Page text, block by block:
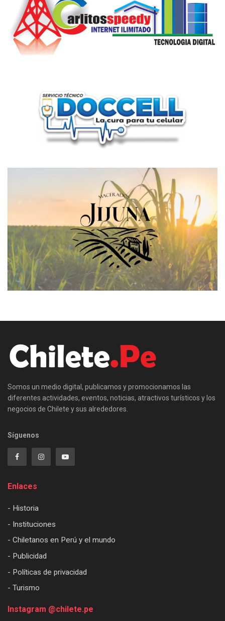
Somos un medio digital, publicamos y promocionamos las
diferentes actividades, eventos, noticias, atractivos turísticos y los
negocios de Chilete y sus alrededores.
Síguenos
Enlaces
- Historia
- Instituciones
- Chiletanos en Perú y el mundo
- Publicidad
- Políticas de privacidad
- Turismo
Instagram @chilete.pe